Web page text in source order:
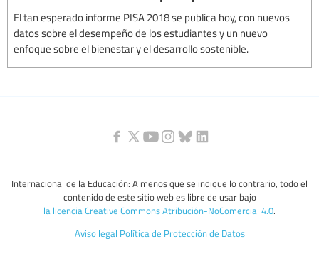
El tan esperado informe PISA 2018 se publica hoy, con nuevos
datos sobre el desempeño de los estudiantes y un nuevo
enfoque sobre el bienestar y el desarrollo sostenible.
Internacional de la Educación: A menos que se indique lo contrario, todo el
contenido de este sitio web es libre de usar bajo
la licencia Creative Commons Atribución-NoComercial 4.0.
Aviso legal Política de Protección de Datos